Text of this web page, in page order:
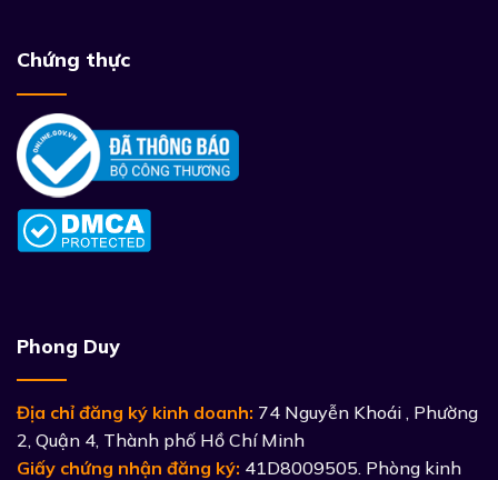
Chứng thực
Phong Duy
Địa chỉ đăng ký kinh doanh: 74 Nguyễn Khoái , Phường
2, Quận 4, Thành phố Hồ Chí Minh
Giấy chứng nhận đăng ký: 41D8009505. Phòng kinh